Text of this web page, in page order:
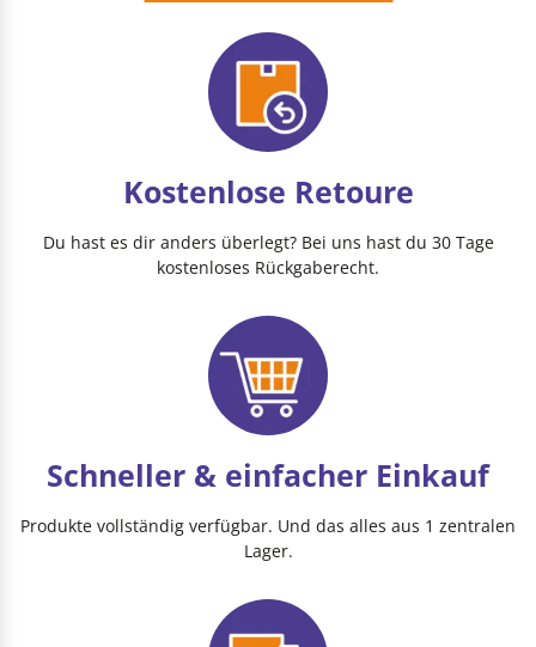
Kostenlose Retoure
Du hast es dir anders überlegt? Bei uns hast du 30 Tage
kostenloses Rückgaberecht.
Schneller & einfacher Einkauf
Produkte vollständig verfügbar. Und das alles aus 1 zentralen
Lager.